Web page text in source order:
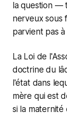
la question —
nerveux sous
parvient pas
La Loi de
doctrine du
l'état dans
mère qui est
si la